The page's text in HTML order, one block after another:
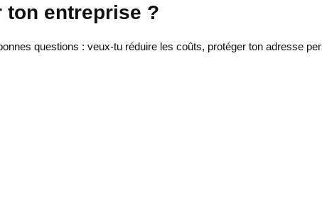
entreprise ?
questions : veux-tu réduire les coûts, protéger ton adresse